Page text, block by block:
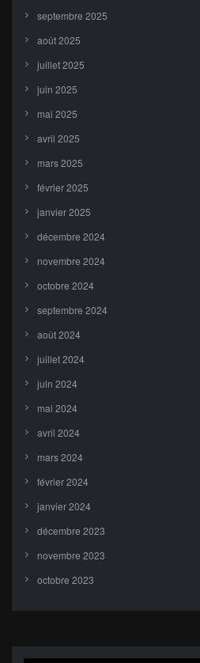
septembre 2025
août 2025
juillet 2025
juin 2025
mai 2025
avril 2025
mars 2025
février 2025
janvier 2025
décembre 2024
novembre 2024
octobre 2024
septembre 2024
août 2024
juillet 2024
juin 2024
mai 2024
avril 2024
mars 2024
février 2024
janvier 2024
décembre 2023
novembre 2023
octobre 2023